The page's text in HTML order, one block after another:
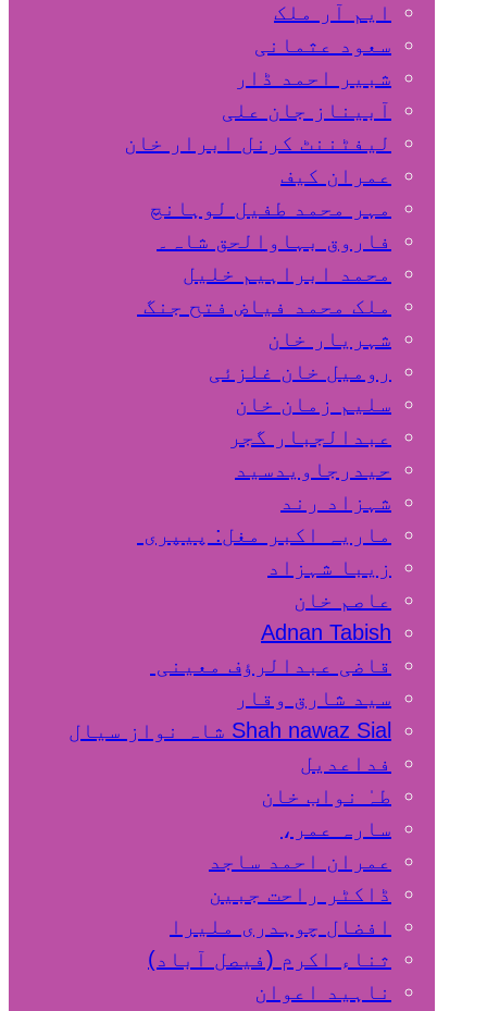
ایم آر ملک
سعود عثمانی
شبیر احمد ڈار
آبیناز جان علی
لیفٹننٹ کرنل ابرار خان
عمران کیف
مہر محمد طفیل لوہانچ
فاروق بہاوالحق شاہ۔
محمد ابراہیم خلیل
ملک محمد فیاض فتح جنگ
شہریار خان
رومیل خان غلزئی
سلیم زمان خان
عبدالجبار گجر
حیدرجاویدسید
شہزاد رند
ماریہ اکبر مغل: پیپری
زیبا شہزاد
عاصم خان
Adnan Tabish
قاضی عبدالرؤف معینی
سید شارق وقار
Shah nawaz Sial شاہ نواز سیال
فداعدیل
طہٰ نواب خان
سارہ عمر،
عمران احمد ساجد
ڈاکٹر راحت جبین
افضال چوہدری ملیرا
ثناء اکرم (فیصل آباد)
ناہید اعوان